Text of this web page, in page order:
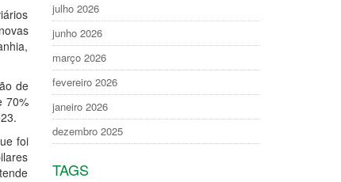
de
70%
foi
julho 2026
junho 2026
março 2026
fevereiro 2026
janeiro 2026
dezembro 2025
TAGS